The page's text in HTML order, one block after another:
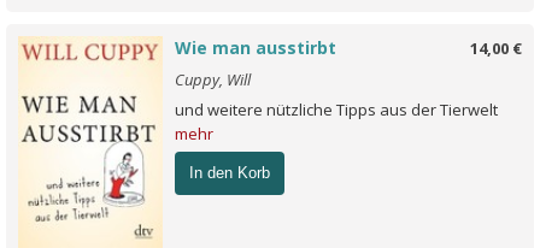
14,00 €
Wie man ausstirbt
Cuppy, Will
und weitere nützliche Tipps aus der Tierwelt
mehr
In den Korb